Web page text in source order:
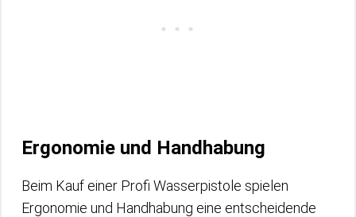
Ergonomie und Handhabung
Beim Kauf einer Profi Wasserpistole spielen
Ergonomie und Handhabung eine entscheidende